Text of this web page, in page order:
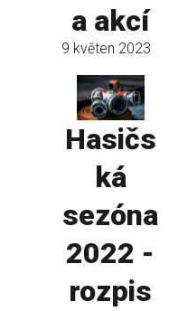
a akcí
9 květen 2023
Hasičs
ká
sezóna
2022 -
rozpis